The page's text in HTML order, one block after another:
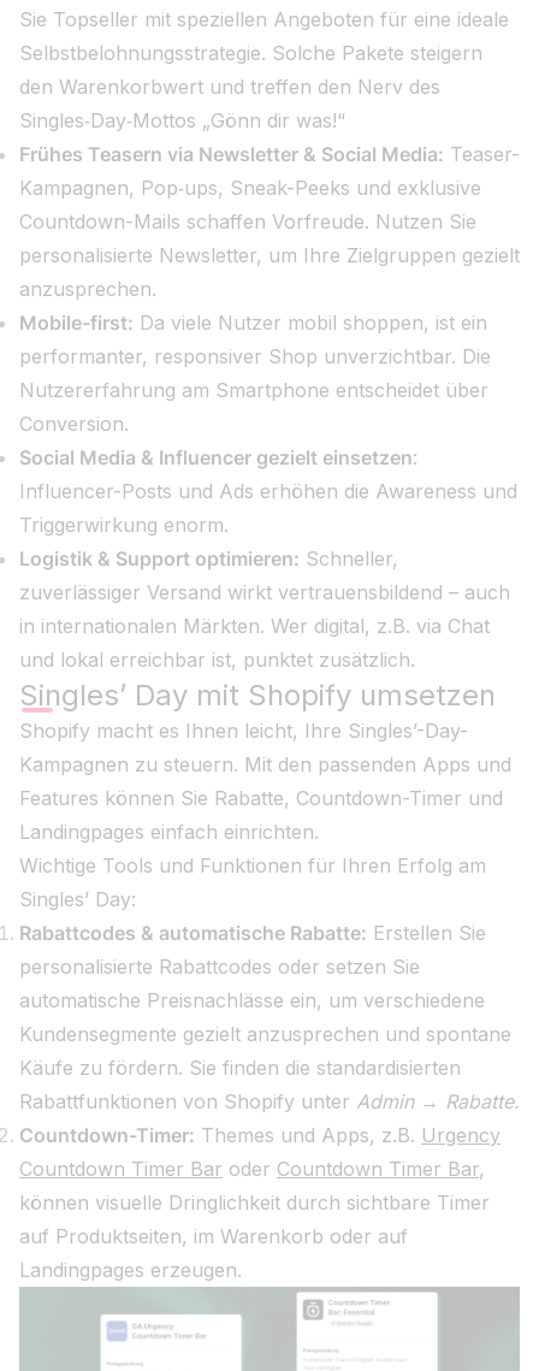
Sie Topseller mit speziellen Angeboten für eine ideale
Selbstbelohnungsstrategie. Solche Pakete steigern
den Warenkorbwert und treffen den Nerv des
Singles‑Day‑Mottos „Gönn dir was!“
Frühes Teasern via Newsletter & Social Media: Teaser-
Kampagnen, Pop‑ups, Sneak-Peeks und exklusive
Countdown-Mails schaffen Vorfreude. Nutzen Sie
personalisierte Newsletter, um Ihre Zielgruppen gezielt
anzusprechen.
Mobile-first: Da viele Nutzer mobil shoppen, ist ein
performanter, responsiver Shop unverzichtbar. Die
Nutzererfahrung am Smartphone entscheidet über
Conversion.
Social Media & Influencer gezielt einsetzen:
Influencer-Posts und Ads erhöhen die Awareness und
Triggerwirkung enorm.
Logistik & Support optimieren: Schneller,
zuverlässiger Versand wirkt vertrauensbildend – auch
in internationalen Märkten. Wer digital, z.B. via Chat
und lokal erreichbar ist, punktet zusätzlich.
Singles’ Day mit Shopify umsetzen
Shopify macht es Ihnen leicht, Ihre Singles’-Day-
Kampagnen zu steuern. Mit den passenden Apps und
Features können Sie Rabatte, Countdown-Timer und
Landingpages einfach einrichten.
Wichtige Tools und Funktionen für Ihren Erfolg am
Singles’ Day:
Rabattcodes & automatische Rabatte: Erstellen Sie
personalisierte Rabattcodes oder setzen Sie
automatische Preisnachlässe ein, um verschiedene
Kundensegmente gezielt anzusprechen und spontane
Käufe zu fördern. Sie finden die standardisierten
Rabattfunktionen von Shopify unter Admin → Rabatte.
Countdown-Timer: Themes und Apps, z.B. Urgency
Countdown Timer Bar oder Countdown Timer Bar,
können visuelle Dringlichkeit durch sichtbare Timer
auf Produktseiten, im Warenkorb oder auf
Landingpages erzeugen.